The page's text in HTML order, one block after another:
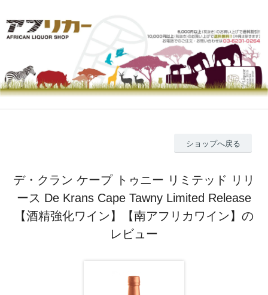
ショップへ戻る
デ・クラン ケープ トゥニー リミテッド リリ
ース De Krans Cape Tawny Limited Release
【酒精強化ワイン】【南アフリカワイン】の
レビュー